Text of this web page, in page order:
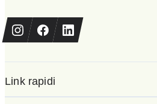
Link rapidi